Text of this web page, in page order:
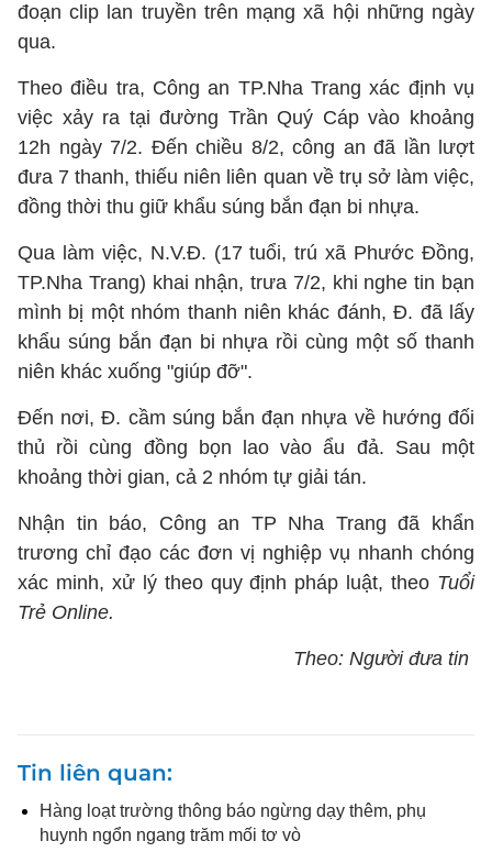
đoạn clip lan truyền trên mạng xã hội những ngày
qua.
Theo điều tra, Công an TP.Nha Trang xác định vụ
việc xảy ra tại đường Trần Quý Cáp vào khoảng
12h ngày 7/2. Đến chiều 8/2, công an đã lần lượt
đưa 7 thanh, thiếu niên liên quan về trụ sở làm việc,
đồng thời thu giữ khẩu súng bắn đạn bi nhựa.
Qua làm việc, N.V.Đ. (17 tuổi, trú xã Phước Đồng,
TP.Nha Trang) khai nhận, trưa 7/2, khi nghe tin bạn
mình bị một nhóm thanh niên khác đánh, Đ. đã lấy
khẩu súng bắn đạn bi nhựa rồi cùng một số thanh
niên khác xuống "giúp đỡ".
Đến nơi, Đ. cầm súng bắn đạn nhựa về hướng đối
thủ rồi cùng đồng bọn lao vào ẩu đả. Sau một
khoảng thời gian, cả 2 nhóm tự giải tán.
Nhận tin báo, Công an TP Nha Trang đã khẩn
trương chỉ đạo các đơn vị nghiệp vụ nhanh chóng
xác minh, xử lý theo quy định pháp luật, theo Tuổi
Trẻ Online.
Theo: Người đưa tin
Tin liên quan
Hàng loạt trường thông báo ngừng dạy thêm, phụ
huynh ngổn ngang trăm mối tơ vò